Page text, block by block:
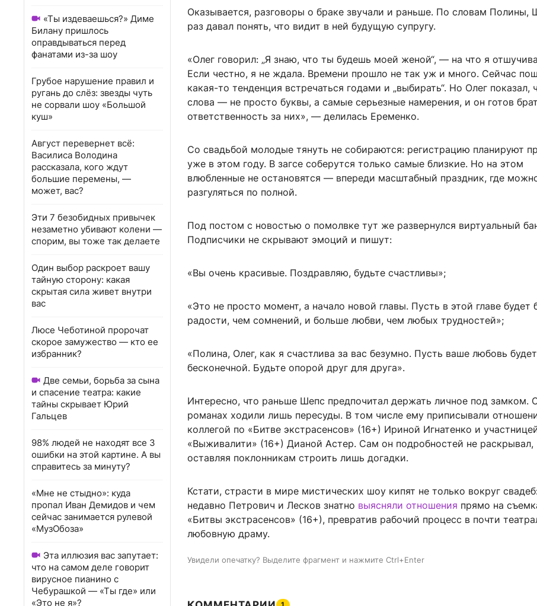
«Ты издеваешься?» Диме
Билану пришлось
оправдываться перед
фанатами из-за шоу
Грубое нарушение правил и
ругань до слёз: звезды чуть
не сорвали шоу «Большой
куш»
Август перевернет всё:
Василиса Володина
рассказала, кого ждут
большие перемены, —
может, вас?
Эти 7 безобидных привычек
незаметно убивают колени —
спорим, вы тоже так делаете
Один выбор раскроет вашу
тайную сторону: какая
скрытая сила живет внутри
вас
Люсе Чеботиной пророчат
скорое замужество — кто ее
избранник?
Две семьи, борьба за сына
и спасение театра: какие
тайны скрывает Юрий
Гальцев
98% людей не находят все 3
ошибки на этой картине. А вы
справитесь за минуту?
«Мне не стыдно»: куда
пропал Иван Демидов и чем
сейчас занимается рулевой
«МузОбоза»
Эта иллюзия вас запутает:
что на самом деле говорит
вирусное пианино с
Чебурашкой — «Ты где» или
«Это не я»?
Оказывается, разговоры о браке звучали и раньше. По словам Полины,
раз давал понять, что видит в ней будущую супругу.
«Олег говорил: „Я знаю, что ты будешь моей женой“, — на что я
Если честно, я не ждала. Времени прошло не так уж и много. Сейчас
какая-то тенденция встречаться годами и „выбирать“. Но Олег показал,
слова — не просто буквы, а самые серьезные намерения, и он готов
ответственность за них», — делилась Еременко.
Со свадьбой молодые тянуть не собираются: регистрацию планируют
уже в этом году. В загсе соберутся только самые близкие. Но на этом
влюбленные не остановятся — впереди масштабный праздник, где
разгуляться по полной.
Под постом с новостью о помолвке тут же развернулся виртуальный
Подписчики не скрывают эмоций и пишут:
«Вы очень красивые. Поздравляю, будьте счастливы»;
«Это не просто момент, а начало новой главы. Пусть в этой главе будет
радости, чем сомнений, и больше любви, чем любых трудностей»;
«Полина, Олег, как я счастлива за вас безумно. Пусть ваше любовь будет
бесконечной. Будьте опорой друг для друга».
Интересно, что раньше Шепс предпочитал держать личное под замком.
романах ходили лишь пересуды. В том числе ему приписывали
коллегой по «Битве экстрасенсов» (16+) Ириной Игнатенко и
«Выживалити» (16+) Дианой Астер. Сам он подробностей не раскрывал,
оставляя поклонникам строить лишь догадки.
Кстати, страсти в мире мистических шоу кипят не только вокруг свадеб:
недавно Петрович и Лесков знатно выясняли отношения прямо на
«Битвы экстрасенсов» (16+), превратив рабочий процесс в почти
любовную драму.
Увидели опечатку? Выделите фрагмент и нажмите Ctrl+Enter